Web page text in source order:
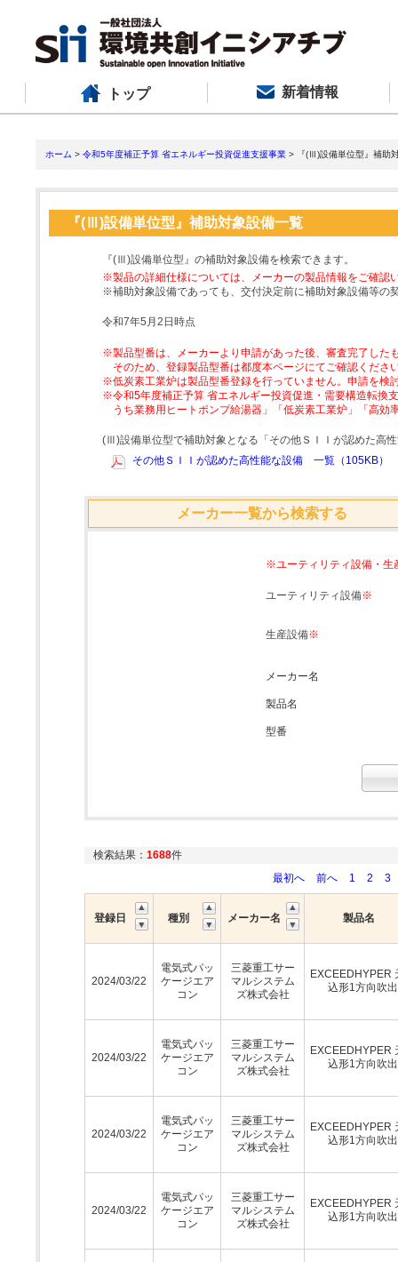
トップ 新着情報
ホーム > 令和5年度補正予算 省エネルギー投資促進支援事業 > 『(Ⅲ)設備単位型』補助
『(Ⅲ)設備単位型』補助対象設備一覧
『(Ⅲ)設備単位型』の補助対象設備を検索できます。
※製品の詳細仕様については、メーカーの製品情報をご確認
※補助対象設備であっても、交付決定前に補助対象設備等の
令和7年5月2日時点
※製品型番は、メーカーより申請があった後、審査完了した
そのため、登録製品型番は都度本ページにてご確認くださ
※低炭素工業炉は製品型番登録を行っていません。申請を検
※令和5年度補正予算 省エネルギー投資促進・需要構造転換
うち業務用ヒートポンプ給湯器」「低炭素工業炉」「高
(Ⅲ)設備単位型で補助対象となる「その他ＳＩＩが認めた高
その他ＳＩＩが認めた高性能な設備 一覧（105KB）
メーカー一覧から検索する
※ユーティリティ設備・生
ユーティリティ設備※
生産設備※
メーカー名
製品名
型番
検索結果： 1688件
最初へ
前へ 1 2 3
登録日 種別 メーカー名 製品名
2024/03/22
電気式パッ
ケージエア
コン
三菱重工サー
マルシステム
ズ株式会社
EXCEEDHYPER
込形1方向吹
2024/03/22
電気式パッ
ケージエア
コン
三菱重工サー
マルシステム
ズ株式会社
EXCEEDHYPER
込形1方向吹
2024/03/22
電気式パッ
ケージエア
コン
三菱重工サー
マルシステム
ズ株式会社
EXCEEDHYPER
込形1方向吹
2024/03/22
電気式パッ
ケージエア
コン
三菱重工サー
マルシステム
ズ株式会社
EXCEEDHYPER
込形1方向吹